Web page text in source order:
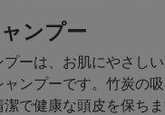
ンプー
ーは、お肌にやさし
ンプーです。竹炭の
で健康な頭皮を保ちま